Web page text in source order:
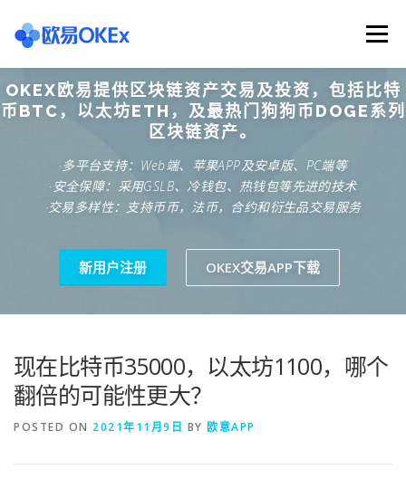
content
Menu
欧意交易所 关于欧意OKX 欧意APP下载
欧意注册网址 欧意交易下载 欧意团队
OKEX欧易提供区块链资产交易及投资，包括比特
币BTC，以太坊ETH，及最热门狗狗币DOGE系列
区块链资产。
·多平台支持：Web端、苹果APP及安卓版、PC端等
·安全保障：采用GSLB、冷钱包、热钱包等先进的技术
·交易多样性：支持币币，法币，合约和衍生品交易服务
新用户注册 OKEX交易APP下载
现在比特币35000，以太坊1100，哪个
翻倍的可能性更大？
POSTED ON 2021年11月9日 BY 欧意APP